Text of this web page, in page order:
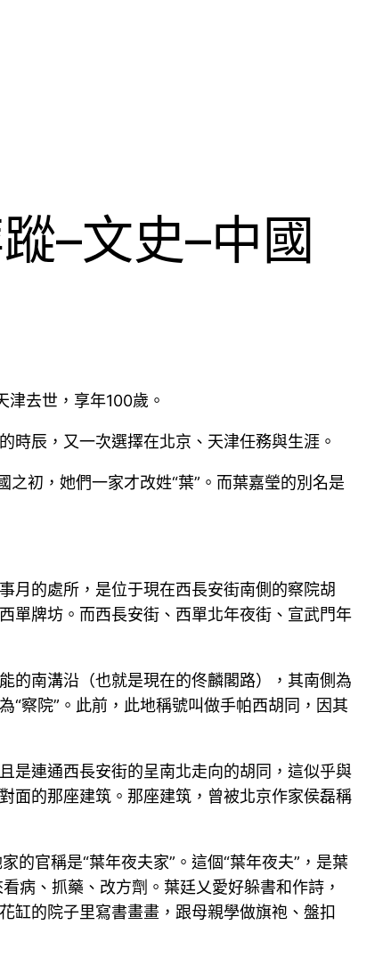
–文史–中國
去世，享年100歲。
時辰，又一次選擇在北京、天津任務與生涯。
初，她們一家才改姓“葉”。而葉嘉瑩的別名是
月的處所，是位于現在西長安街南側的察院胡
單牌坊。而西長安街、西單北年夜街、宣武門年
的南溝沿（也就是現在的佟麟閣路），其南側為
察院”。此前，此地稱號叫做手帕西胡同，因其
是連通西長安街的呈南北走向的胡同，這似乎與
面的那座建筑。那座建筑，曾被北京作家侯磊稱
官稱是“葉年夜夫家”。這個“葉年夜夫”，是葉
病、抓藥、改方劑。葉廷乂愛好躲書和作詩，
缸的院子里寫書畫畫，跟母親學做旗袍、盤扣